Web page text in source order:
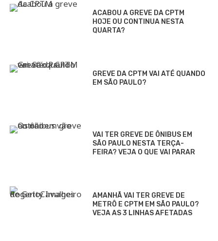
ACABOU A GREVE DA CPTM
HOJE OU CONTINUA NESTA
QUARTA?
GREVE DA CPTM VAI ATÉ QUANDO
EM SÃO PAULO?
VAI TER GREVE DE ÔNIBUS EM
SÃO PAULO NESTA TERÇA-
FEIRA? VEJA O QUE VAI PARAR
AMANHÃ VAI TER GREVE DE
METRÔ E CPTM EM SÃO PAULO?
VEJA AS 3 LINHAS AFETADAS